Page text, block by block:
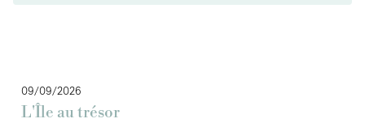
09/09/2026
L'Île au trésor